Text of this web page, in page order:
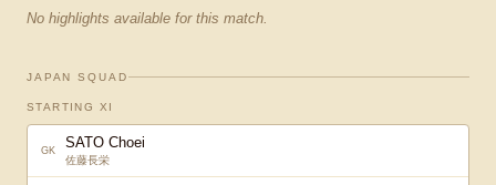
No highlights available for this match.
JAPAN SQUAD
STARTING XI
GK SATO Choei
佐藤長栄